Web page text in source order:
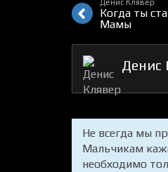
Денис Клявер
Когда ты
Мамы
Денис
Не всегда мы
Мальчикам
необходимо